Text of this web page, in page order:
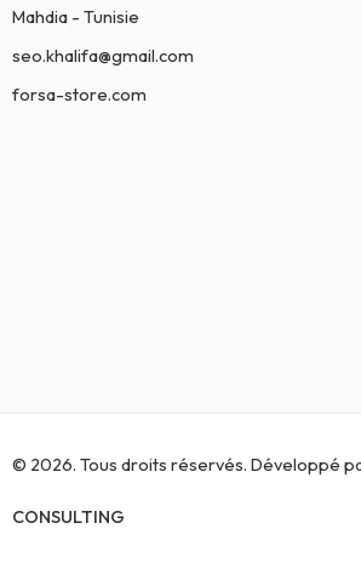
Mahdia - Tunisie
seo.khalifa@gmail.com
forsa-store.com
© 2026. Tous droits réservés. Développé
CONSULTING